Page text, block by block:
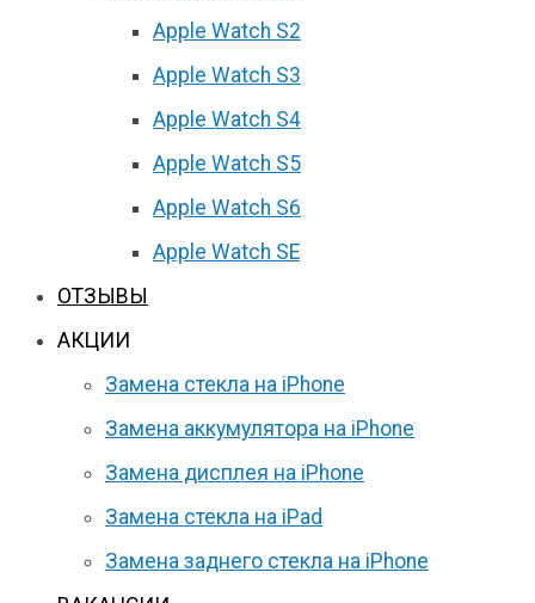
Apple Watch S2
Apple Watch S3
Apple Watch S4
Apple Watch S5
Apple Watch S6
Apple Watch SE
ОТЗЫВЫ
АКЦИИ
Замена стекла на iPhone
Замена аккумулятора на iPhone
Замена дисплея на iPhone
Замена стекла на iPad
Замена заднего стекла на iPhone